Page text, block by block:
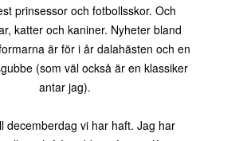
prinsessor och fotbollsskor. Och
katter och kaniner. Nyheter bland
är för i år dalahästen och en
(som väl också är en klassiker
antar jag).
decemberdag vi har haft. Jag har